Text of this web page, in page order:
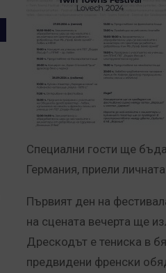
Специални гости ще
Германия, приели
Първият ден на
на сцената вечерта ще
Дрескодът е тениска в
предвидени френски